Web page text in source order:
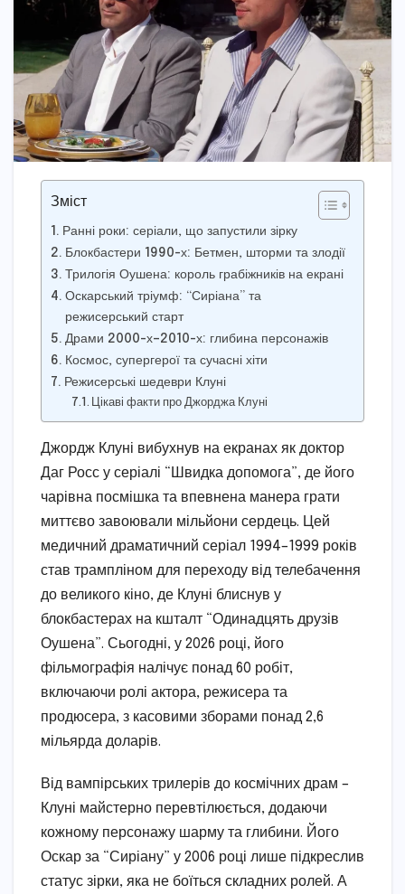
Зміст
Ранні роки: серіали, що запустили зірку
Блокбастери 1990-х: Бетмен, шторми та злодії
Трилогія Оушена: король грабіжників на екрані
Оскарський тріумф: “Сиріана” та
режисерський старт
Драми 2000-х–2010-х: глибина персонажів
Космос, супергерої та сучасні хіти
Режисерські шедеври Клуні
Цікаві факти про Джорджа Клуні
Джордж Клуні вибухнув на екранах як доктор
Даг Росс у серіалі “Швидка допомога”, де його
чарівна посмішка та впевнена манера грати
миттєво завоювали мільйони сердець. Цей
медичний драматичний серіал 1994–1999 років
став трампліном для переходу від телебачення
до великого кіно, де Клуні блиснув у
блокбастерах на кшталт “Одинадцять друзів
Оушена”. Сьогодні, у 2026 році, його
фільмографія налічує понад 60 робіт,
включаючи ролі актора, режисера та
продюсера, з касовими зборами понад 2,6
мільярда доларів.
Від вампірських трилерів до космічних драм –
Клуні майстерно перевтілюється, додаючи
кожному персонажу шарму та глибини. Його
Оскар за “Сиріану” у 2006 році лише підкреслив
статус зірки, яка не боїться складних ролей. А